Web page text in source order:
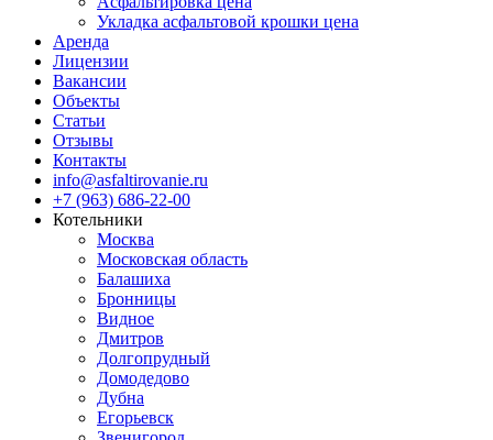
Укладка асфальтовой крошки цена
Аренда
Лицензии
Вакансии
Объекты
Статьи
Отзывы
Контакты
info@asfaltirovanie.ru
+7 (963) 686-22-00
Котельники
Москва
Московская область
Балашиха
Бронницы
Видное
Дмитров
Долгопрудный
Домодедово
Дубна
Егорьевск